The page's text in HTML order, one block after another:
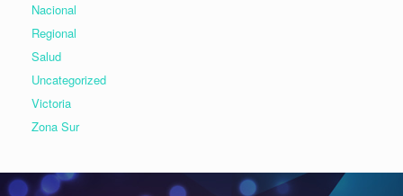
Nacional
Regional
Salud
Uncategorized
Victoria
Zona Sur